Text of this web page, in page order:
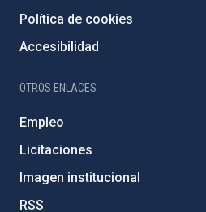
Política de cookies
Accesibilidad
OTROS ENLACES
Empleo
Licitaciones
Imagen institucional
RSS